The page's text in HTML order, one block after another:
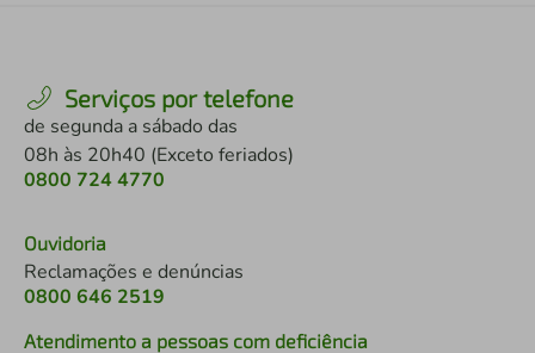
Serviços por telefone
de segunda a sábado das
08h às 20h40 (Exceto feriados)
0800 724 4770
Ouvidoria
Reclamações e denúncias
0800 646 2519
Atendimento a pessoas com deficiência